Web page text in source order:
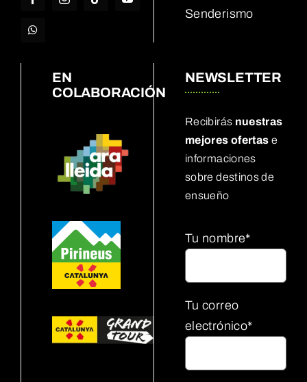
Senderismo
EN
COLABORACIÓN
NEWSLETTER
Recibirás nuestras
mejores ofertas e
informaciones
sobre destinos de
ensueño
Tu nombre*
Tu correo
electrónico*